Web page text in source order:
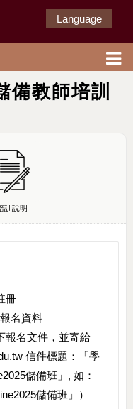
Language
教師培訓
訓說明
冊
名資料
報名文件，並寄給
信件標題：「學
儲備班」, 如：
儲備班」）